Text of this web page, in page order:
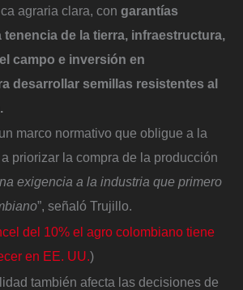
agraria clara, con garantías
de la tierra, infraestructura,
campo e inversión en
desarrollar semillas resistentes al
marco normativo que obligue a la
priorizar la compra de la producción
exigencia a la industria que primero
”, señaló Trujillo.
del 10% el agro colombiano tiene
en EE. UU.)
también afecta las decisiones de